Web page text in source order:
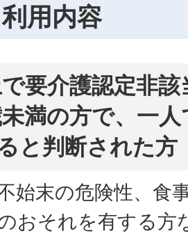
用内容
要介護認定非
満の方で、一
と判断された方
始末の危険性、食
おそれを有する方